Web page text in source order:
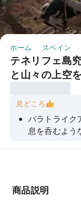
ホーム スペイン
テネリフェ島
と山々の上空
見どころ
パラトライク
息を呑むよう
商品説明